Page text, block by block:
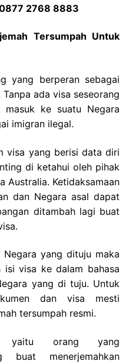
2768 8883
Tersumpah Untuk
yang berperan sebagai
ada visa seseorang
ke suatu Negara
imigran ilegal.
visa yang berisi data diri
di ketahui oleh pihak
Australia. Ketidaksamaan
dan Negara asal dapat
ditambah lagi buat
Negara yang dituju maka
isi visa ke dalam bahasa
yang di tuju. Untuk
dan visa mesti
tersumpah resmi.
yaitu orang yang
buat menerjemahkan